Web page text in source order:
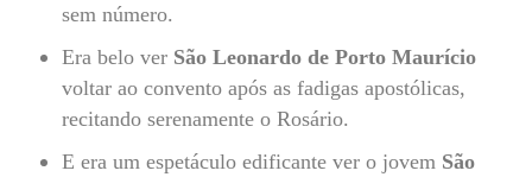
sem número.
Era belo ver São Leonardo de Porto Maurício
voltar ao convento após as fadigas apostólicas,
recitando serenamente o Rosário.
E era um espetáculo edificante ver o jovem São